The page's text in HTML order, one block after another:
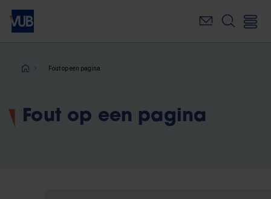
Overslaan
naar
inhoudKruimelpad
Fout op een pagina
Fout op een pagina